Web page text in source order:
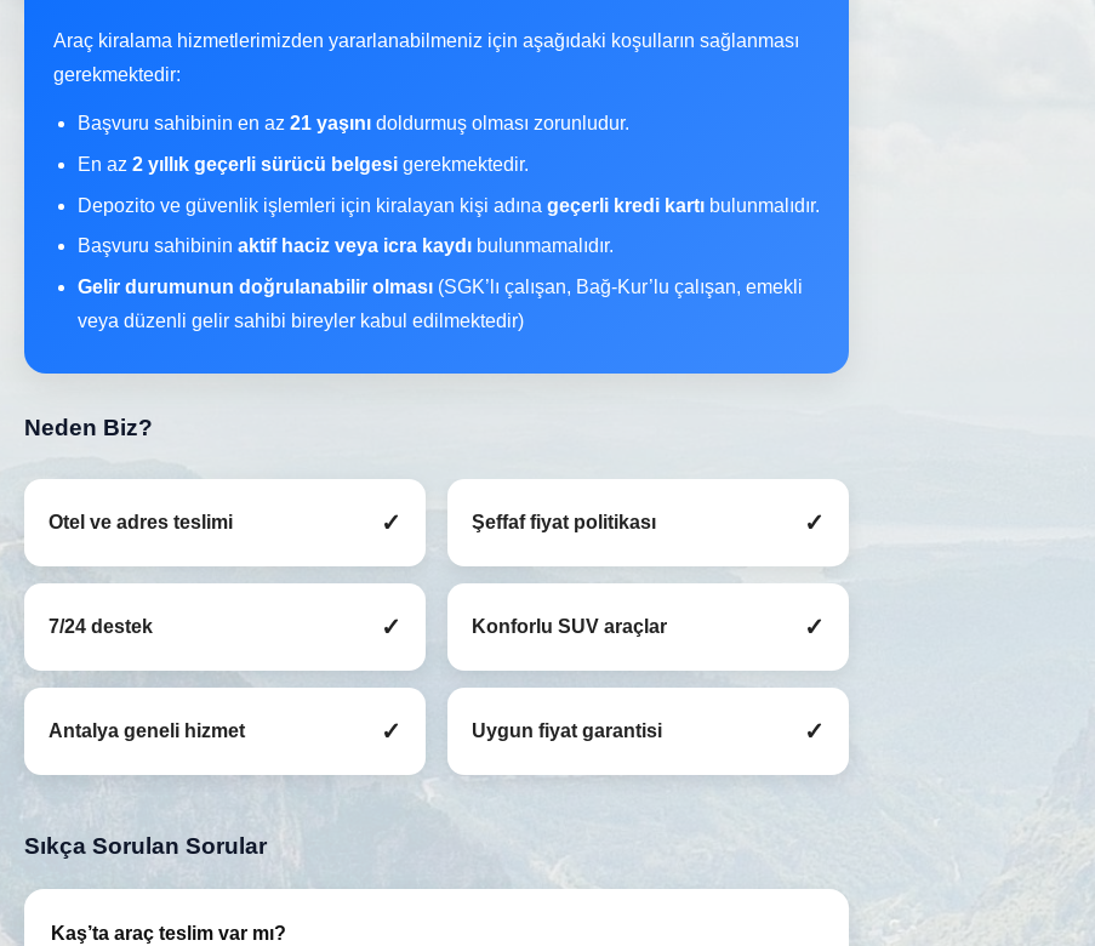
Araç kiralama hizmetlerimizden yararlanabilmeniz için aşağıdaki koşulların sağlanması
gerekmektedir:
Başvuru sahibinin en az 21 yaşını doldurmuş olması zorunludur.
En az 2 yıllık geçerli sürücü belgesi gerekmektedir.
Depozito ve güvenlik işlemleri için kiralayan kişi adına geçerli kredi kartı bulunmalıdır.
Başvuru sahibinin aktif haciz veya icra kaydı bulunmamalıdır.
Gelir durumunun doğrulanabilir olması (SGK’lı çalışan, Bağ-Kur’lu çalışan, emekli
veya düzenli gelir sahibi bireyler kabul edilmektedir)
Neden Biz?
Otel ve adres teslimi ✓
7/24 destek ✓
Antalya geneli hizmet ✓
Şeffaf fiyat politikası ✓
Konforlu SUV araçlar ✓
Uygun fiyat garantisi ✓
Sıkça Sorulan Sorular
Kaş’ta araç teslim var mı?